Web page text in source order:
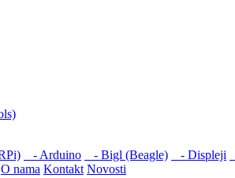
- Arduino - Bigl (Beagle) - Displеji
O nama Kontakt Novosti